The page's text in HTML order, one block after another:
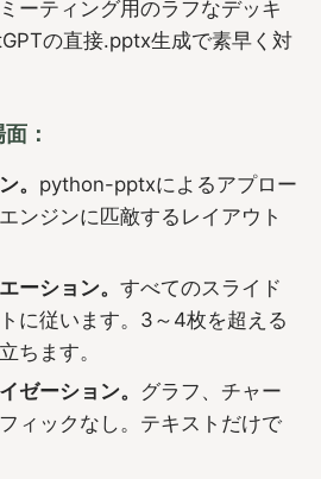
ーティング用のラフなデッキ
の直接.pptx生成で素早く対
：
。 python-pptxによるアプロー
ンジンに匹敵するレイアウト
ーション。すべてのスライド
に従います。3～4枚を超える
ちます。
ゼーション。 グラフ、チャー
ィックなし。テキストだけで